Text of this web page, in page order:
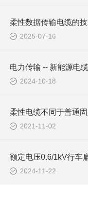
2025-07-16
2024-10-18
2021-11-02
2024-11-22